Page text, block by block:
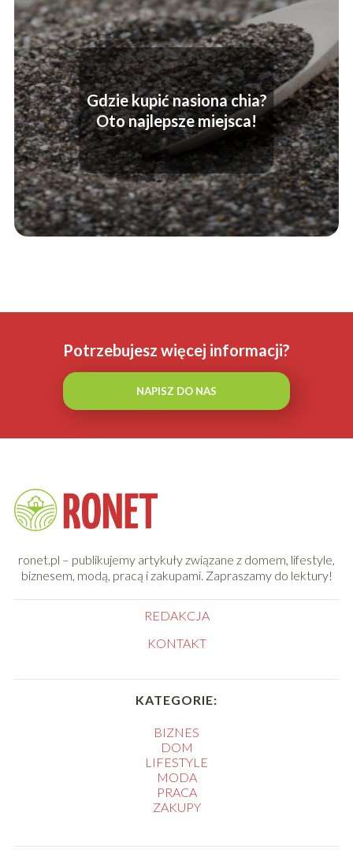
Gdzie kupić nasiona chia?
Oto najlepsze miejsca!
Potrzebujesz więcej informacji?
NAPISZ DO NAS
ronet.pl – publikujemy artykuły związane z domem, lifestyle,
biznesem, modą, pracą i zakupami. Zapraszamy do lektury!
REDAKCJA
KONTAKT
KATEGORIE:
BIZNES
DOM
LIFESTYLE
MODA
PRACA
ZAKUPY